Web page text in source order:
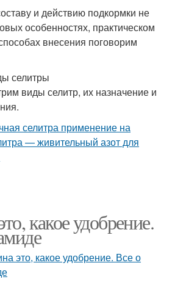
и действию подкормки не
особенностях, практическом
внесения поговорим
селитры
виды селитр, их назначение и
какое удобрение.